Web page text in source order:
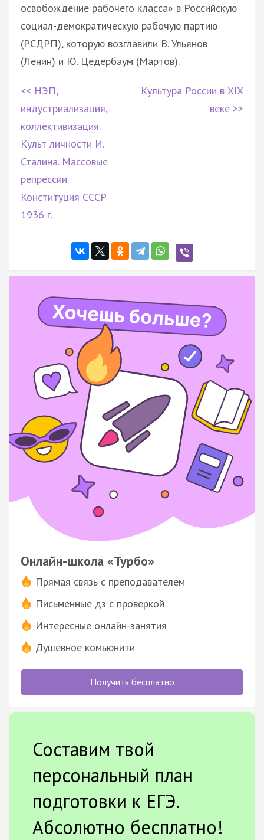
освобождение рабочего класса» в Российскую
социал-демократическую рабочую партию
(РСДРП), которую возглавили В. Ульянов
(Ленин) и Ю. Цедербаум (Мартов).
<< НЭП,
индустриализация,
коллективизация.
Культ личности И.
Сталина. Массовые
репрессии.
Конституция СССР
1936 г.
Культура России в XIX
веке >>
Онлайн-школа «Турбо»
Прямая связь с преподавателем
Письменные дз с проверкой
Интересные онлайн-занятия
Душевное комьюнити
Получить бесплатно
Составим твой
персональный план
подготовки к ЕГЭ.
Абсолютно бесплатно!